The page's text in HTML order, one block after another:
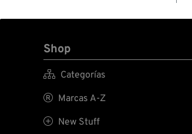
Shop
 Categorías
 Marcas A-Z
 New Stuff